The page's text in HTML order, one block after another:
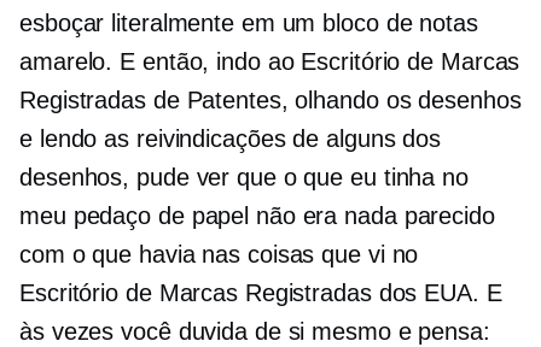
esboçar literalmente em um bloco de notas
amarelo. E então, indo ao Escritório de Marcas
Registradas de Patentes, olhando os desenhos
e lendo as reivindicações de alguns dos
desenhos, pude ver que o que eu tinha no
meu pedaço de papel não era nada parecido
com o que havia nas coisas que vi no
Escritório de Marcas Registradas dos EUA. E
às vezes você duvida de si mesmo e pensa: